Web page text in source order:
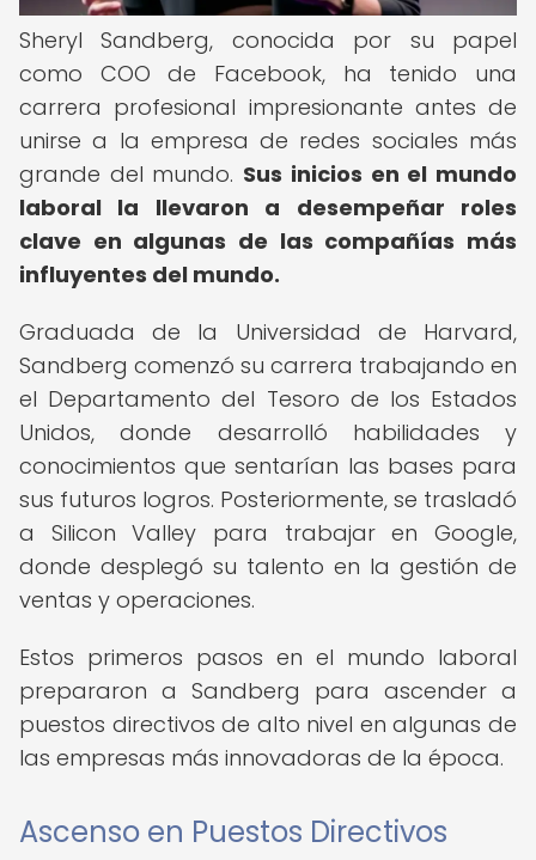
Sheryl Sandberg, conocida por su papel
como COO de Facebook, ha tenido una
carrera profesional impresionante antes de
unirse a la empresa de redes sociales más
grande del mundo. Sus inicios en el mundo
laboral la llevaron a desempeñar roles
clave en algunas de las compañías más
influyentes del mundo.
Graduada de la Universidad de Harvard,
Sandberg comenzó su carrera trabajando en
el Departamento del Tesoro de los Estados
Unidos, donde desarrolló habilidades y
conocimientos que sentarían las bases para
sus futuros logros. Posteriormente, se trasladó
a Silicon Valley para trabajar en Google,
donde desplegó su talento en la gestión de
ventas y operaciones.
Estos primeros pasos en el mundo laboral
prepararon a Sandberg para ascender a
puestos directivos de alto nivel en algunas de
las empresas más innovadoras de la época.
Ascenso en Puestos Directivos